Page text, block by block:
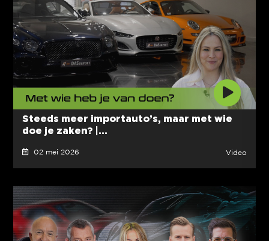
Steeds meer importauto’s, maar met wie
doe je zaken? |...
02 mei 2026 Video